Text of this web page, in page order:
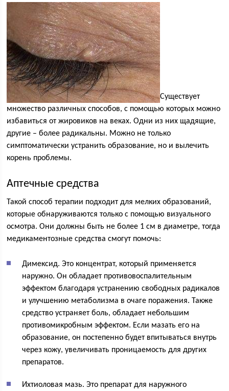
Существует
множество различных способов, с помощью которых можно
избавиться от жировиков на веках. Одни из них щадящие,
другие – более радикальны. Можно не только
симптоматически устранить образование, но и вылечить
корень проблемы.
Аптечные средства
Такой способ терапии подходит для мелких образований,
которые обнаруживаются только с помощью визуального
осмотра. Они должны быть не более 1 см в диаметре, тогда
медикаментозные средства смогут помочь:
Димексид. Это концентрат, который применяется
наружно. Он обладает противовоспалительным
эффектом благодаря устранению свободных радикалов
и улучшению метаболизма в очаге поражения. Также
средство устраняет боль, обладает небольшим
противомикробным эффектом. Если мазать его на
образование, он постепенно будет впитываться внутрь
через кожу, увеличивать проницаемость для других
препаратов.
Ихтиоловая мазь. Это препарат для наружного